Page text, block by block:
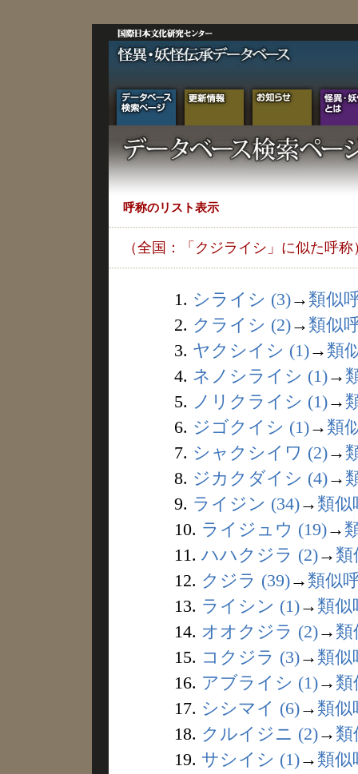
呼称のリスト表示
（全国：「クジライシ」に似た呼称
1. シライシ (3)→ 類似
2. クライシ (2)→ 類似
3. ヤクシイシ (1)→ 類
4. ネノシライシ (1)→
5. ノリクライシ (1)→
6. ジゴクイシ (1)→ 類
7. シャクシイワ (2)→
8. ジカクダイシ (4)→
9. ライジン (34)→ 類似
10. ライジュウ (19)→
11. ハハクジラ (2)→ 類
12. クジラ (39)→ 類似
13. ライシン (1)→ 類似
14. オオクジラ (2)→ 類
15. コクジラ (3)→ 類似
16. アブライシ (1)→ 類
17. シシマイ (6)→ 類似
18. クルイジニ (2)→ 類
19. サシイシ (1)→ 類似